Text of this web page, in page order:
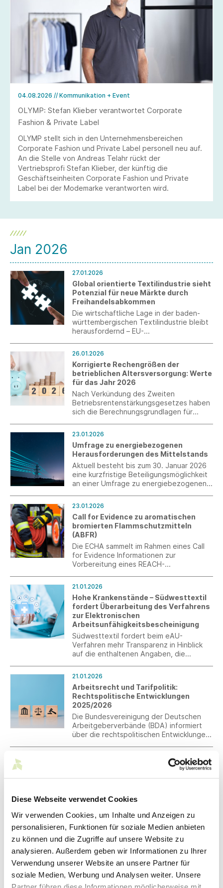
Diese Webseite verwendet Cookies
Wir verwenden Cookies, um Inhalte und Anzeigen zu
personalisieren, Funktionen für soziale Medien anbieten
zu können und die Zugriffe auf unsere Website zu
analysieren. Außerdem geben wir Informationen zu Ihrer
Verwendung unserer Website an unsere Partner für
soziale Medien, Werbung und Analysen weiter. Unsere
04.08.2026 // Kommunikation + Event
OLYMP: Stefan Klieber verantwortet Corporate
Fashion & Private Label
OLYMP stellt sich in den Unternehmensbereichen
Corporate Fashion und Private Label personell neu auf.
An die Stelle von Andreas Telahr rückt der
Vertriebsprofi Stefan Klieber, der künftig die
Geschäftseinheiten Corporate Fashion und Private
Label bei der Modemarke verantworten wird.
Jan 2026
27.01.2026
Global orientierte Textilindustrie sieht
Potenzial für neue Märkte durch
Freihandelsabkommen
Die wirtschaftliche Lage in der baden-
württembergischen Textilindustrie bleibt
herausfordernd – EU-
nicht ausgebremst werden.
26.01.2026
Korrigierte Rechengrößen der
betrieblichen Altersversorgung: Werte
für das Jahr 2026
Nach Verkündung des Zweiten
Betriebsrentenstärkungsgesetzes haben
sich die Berechnungsgrundlagen für
wir über die korrigierte Übersicht der
Rechengrößen in der betrieblichen
Altersversorgung 2026.
23.01.2026
Umfrage zu energiebezogenen
Herausforderungen des Mittelstands
Aktuell besteht bis zum 30. Januar 2026
eine kurzfristige Beteiligungsmöglichkeit
an einer Umfrage zu energiebezogenen
Ergebnisse unterstützen zukünftige
Innovationskooperationen zwischen
Mittelstand und Startups.
23.01.2026
Call for Evidence zu aromatischen
bromierten Flammschutzmitteln
(ABFR)
Die ECHA sammelt im Rahmen eines Call
for Evidence Informationen zur
Vorbereitung eines REACH-
Flammschutzmitteln. Zur Vorbereitung
einer Branchenstellungnahme bitten wir
um zeitnahe Rückmeldungen aus den
Unternehmen.
21.01.2026
Hohe Krankenstände – Südwesttextil
fordert Überarbeitung des Verfahrens
zur Elektronischen
Arbeitsunfähigkeitsbescheinigung
Südwesttextil fordert beim eAU-
Verfahren mehr Transparenz in Hinblick
auf die enthaltenen Angaben, die
Arbeitgeber sowie die Vereinheitlichung
für gesetzlich und privat Versicherte.
21.01.2026
Arbeitsrecht und Tarifpolitik:
Rechtspolitische Entwicklungen
2025/2026
Die Bundesvereinigung der Deutschen
Arbeitgeberverbände (BDA) informiert
über die rechtspolitischen Entwicklungen
Gesetz zur beschleunigten Planung
und Beschaffung für die Bundeswehr
Der Deutsche Bundestag hat letzte
Planung und Beschaffung für die
Bundeswehr (BwPBBG) beschlossen und
Fachausschusses gefolgt.
20.01.2026
Michael Georgii von Zweigart &
Sawitzki gewinnt Wirtschaftspreis
Sindolf
Zum dritten Mal prämierten die Stadt